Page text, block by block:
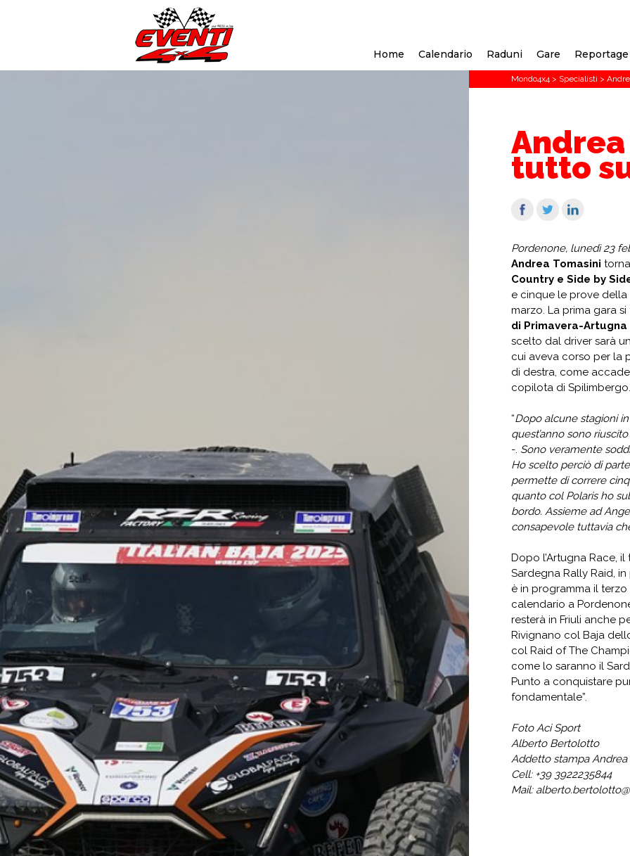
Home Calendario Raduni Gare Reportage
Mondo4x4 > Specialisti >
tutto
Pordenone, lunedì 23
Andrea Tomasini
Country e Side by
e cinque le prove della
marzo. La prima gara
di Primavera-Artugna
scelto dal driver sarà un
cui aveva corso per la
di destra, come
copilota di Spilimbergo.
“Dopo alcune stagioni
quest’anno sono
-. Sono veramente
Ho scelto perciò di
permette di correre
quanto col Polaris ho
bordo. Assieme ad
consapevole tuttavia
Dopo l’Artugna Race,
Sardegna Rally Raid,
è in programma il
calendario a
resterà in Friuli anche
Rivignano col Baja
col Raid of The
come lo saranno il
Punto a conquistare
fondamentale”.
Foto Aci Sport
Alberto Bertolotto
Addetto stampa Andrea
Cell: +39 3922235844
Mail: